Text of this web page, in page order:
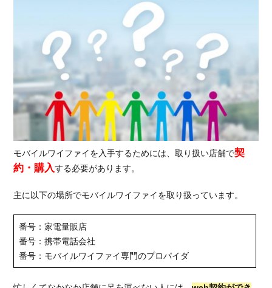
3.2.
通信
速度
が光
回線
より
も遅
地域
によ
電波
りづ
らい
場所
があ
モバイルワイファイを入手するためには、取り扱い店舗で契
約・購入する必要があります。
主に以下の場所でモバイルワイファイを取り扱っています。
番号：家電量販店
番号：携帯電話会社
番号：モバイルワイファイ専門のプロパイダ